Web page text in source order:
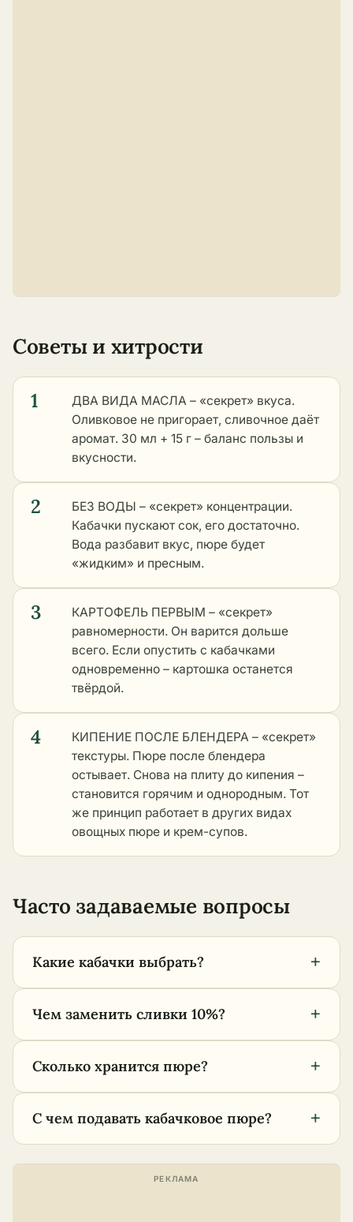
Советы и хитрости
1
ДВА ВИДА МАСЛА – «секрет» вкуса.
Оливковое не пригорает, сливочное даёт
аромат. 30 мл + 15 г – баланс пользы и
вкусности.
2
БЕЗ ВОДЫ – «секрет» концентрации.
Кабачки пускают сок, его достаточно.
Вода разбавит вкус, пюре будет
«жидким» и пресным.
3
КАРТОФЕЛЬ ПЕРВЫМ – «секрет»
равномерности. Он варится дольше
всего. Если опустить с кабачками
одновременно – картошка останется
твёрдой.
4
КИПЕНИЕ ПОСЛЕ БЛЕНДЕРА – «секрет»
текстуры. Пюре после блендера
остывает. Снова на плиту до кипения –
становится горячим и однородным. Тот
же принцип работает в других видах
овощных пюре и крем-супов.
Часто задаваемые вопросы
Какие кабачки выбрать? +
Чем заменить сливки 10%? +
Сколько хранится пюре? +
С чем подавать кабачковое пюре? +